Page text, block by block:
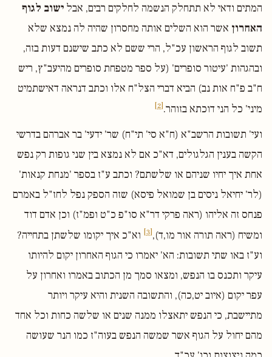
המתים ודאי לא תתחלק הנשמה לחלקים רבים, אבל ישוב לגוף
האחרון אשר הוא השלים אותה מחסרון שהיה לה נמצא שלא
תשוב לגוף הראשון עכ"ל, הרי ששם לא כתב שישנם דעות בזה,
ובהגהות 'עיטור סופרים' (על ספר מטפחת סופרים מהיעב"ץ, ריש
ח"ב פ"ח אות נב) הביא דברי הצל"ח אלו וכתב דנראה דאישתמיט
מיני' כל הני דוכתא בזוהר.[2]
ועי' תשובות הרשב"א (ח"א סי' תי"ח) שר' ידעי' בר אברהם בדרשי
הקשה בענין הגלגולים, דא"כ אם לא נמצא בין שני גופות רק נפש
אחת איך יחיו שניהם או שלשתם? וכתב ע"ז בספר 'מנחת קנאות'
(לר' יחיאל ניסים בן שמואל פיסא) שזה הספק נפל לחז"ל באמרם
פנחס זה אליהו (ראה פרקי דר"א סו"פ כ"ט ופמ"ז) וכן אדם דוד
ומשיח (ראה תורה אור מו,ד),[3]
וא"כ איך יקומו שלשתן בתחייה?
וע"ז באו שתי תשובות: הא' יאמרו כי הגוף האחרון יקום להיותו
עיקר ותכנס בו הנפש, ומצאו סמך מן הכתוב באמרו ואחרון על
עפר יקום (איוב יט,כה), והתשובה השנית והיא עיקר ויותר
מתיישבת, כי הנפש יתאצלו ממנה שנים או שלשה כחות וכל אחד
מהם יחול על הגוף אשר שמשה הנפש בעוה"ז כמו הנר שעושה